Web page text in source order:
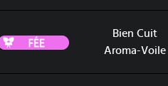
Fée
Bien Cuit
Aroma-Voile